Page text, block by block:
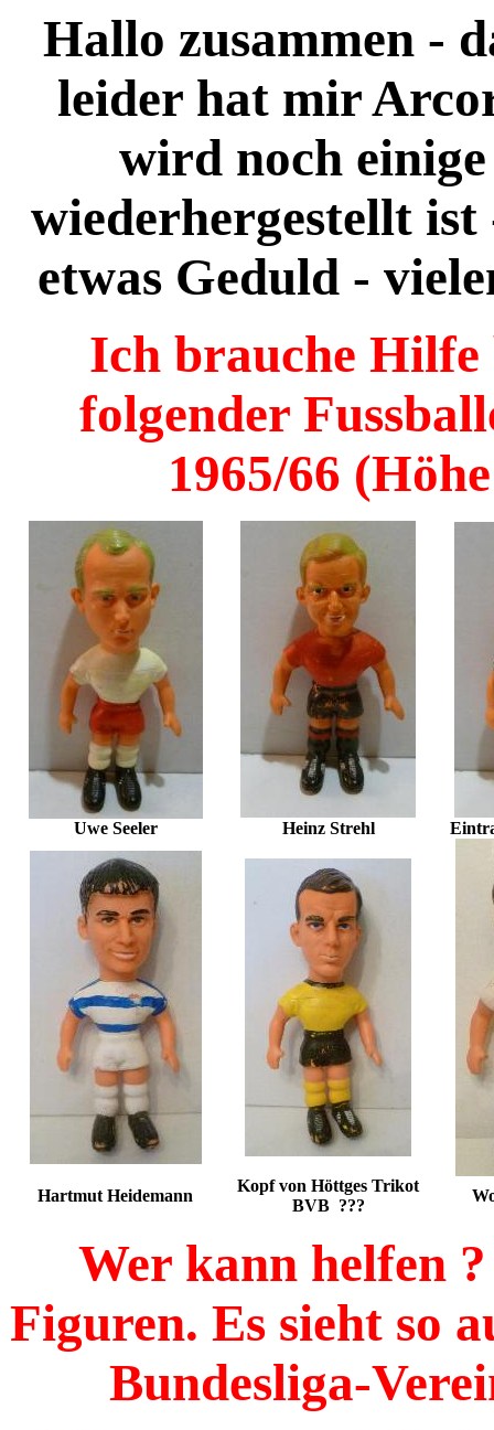
Hallo zusammen -
leider hat mir
wird noch
wiederhergestellt
etwas Geduld -
Ich brauche
folgender
1965/66
Uwe Seeler Heinz Strehl
Hartmut Heidemann
Kopf von Höttges Trikot
BVB ???
Wer kann helfen
Figuren. Es sieht so
Bundesliga-